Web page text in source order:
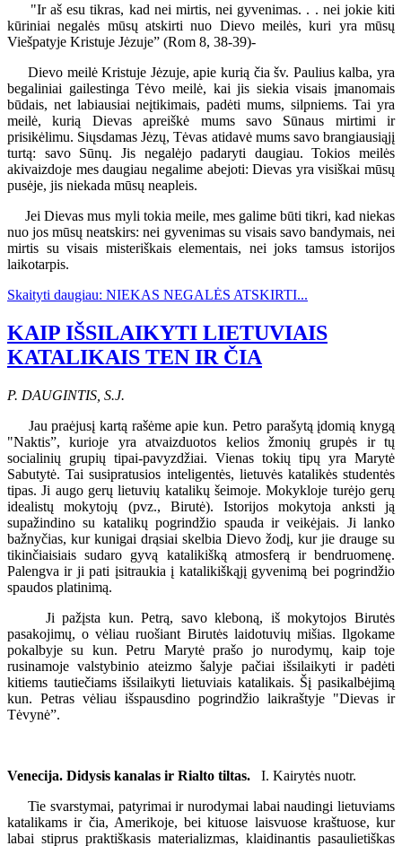
"Ir aš esu tikras, kad nei mirtis, nei gyvenimas. . . nei jokie kiti
kūriniai negalės mūsų atskirti nuo Dievo meilės, kuri yra mūsų
Viešpatyje Kristuje Jėzuje” (Rom 8, 38-39)-
Dievo meilė Kristuje Jėzuje, apie kurią čia šv. Paulius kalba, yra
begaliniai gailestinga Tėvo meilė, kai jis siekia visais įmanomais
būdais, net labiausiai neįtikimais, padėti mums, silpniems. Tai yra
meilė, kurią Dievas apreiškė mums savo Sūnaus mirtimi ir
prisikėlimu. Siųsdamas Jėzų, Tėvas atidavė mums savo brangiausiąjį
turtą: savo Sūnų. Jis negalėjo padaryti daugiau. Tokios meilės
akivaizdoje mes daugiau negalime abejoti: Dievas yra visiškai mūsų
pusėje, jis niekada mūsų neapleis.
Jei Dievas mus myli tokia meile, mes galime būti tikri, kad niekas
nuo jos mūsų neatskirs: nei gyvenimas su visais savo bandymais, nei
mirtis su visais misteriškais elementais, nei joks tamsus istorijos
laikotarpis.
Skaityti daugiau: NIEKAS NEGALĖS ATSKIRTI...
KAIP IŠSILAIKYTI LIETUVIAIS
KATALIKAIS TEN IR ČIA
P. DAUGINTIS, S.J.
Jau praėjusį kartą rašėme apie kun. Petro parašytą įdomią knygą
"Naktis”, kurioje yra atvaizduotos kelios žmonių grupės ir tų
socialinių grupių tipai-pavyzdžiai. Vienas tokių tipų yra Marytė
Sabutytė. Tai susipratusios inteligentės, lietuvės katalikės studentės
tipas. Ji augo gerų lietuvių katalikų šeimoje. Mokykloje turėjo gerų
idealistų mokytojų (pvz., Birutė). Istorijos mokytoja anksti ją
supažindino su katalikų pogrindžio spauda ir veikėjais. Ji lanko
bažnyčias, kur kunigai drąsiai skelbia Dievo žodį, kur jie drauge su
tikinčiaisiais sudaro gyvą katalikišką atmosferą ir bendruomenę.
Palengva ir ji pati įsitraukia į katalikiškąjį gyvenimą bei pogrindžio
spaudos platinimą.
Ji pažįsta kun. Petrą, savo kleboną, iš mokytojos Birutės
pasakojimų, o vėliau ruošiant Birutės laidotuvių mišias. Ilgokame
pokalbyje su kun. Petru Marytė prašo jo nurodymų, kaip toje
rusinamoje valstybinio ateizmo šalyje pačiai išsilaikyti ir padėti
kitiems tautiečiams išsilaikyti lietuviais katalikais. Šį pasikalbėjimą
kun. Petras vėliau išspausdino pogrindžio laikraštyje "Dievas ir
Tėvynė”.
Venecija. Didysis kanalas ir Rialto tiltas. I. Kairytės nuotr.
Tie svarstymai, patyrimai ir nurodymai labai naudingi lietuviams
katalikams ir čia, Amerikoje, bei kituose laisvuose kraštuose, kur
labai stiprus praktiškasis materializmas, klaidinantis pasaulietiškas